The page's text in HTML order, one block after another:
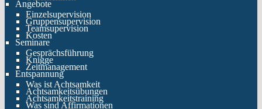
Angebote
Einzelsupervision
Gruppensupervision
Teamsupervision
Kosten
Seminare
Gesprächsführung
Knigge
Zeitmanagement
Entspannung
Was ist Achtsamkeit
Achtsamkeitsübungen
Achtsamkeitstraining
Was sind Affirmationen